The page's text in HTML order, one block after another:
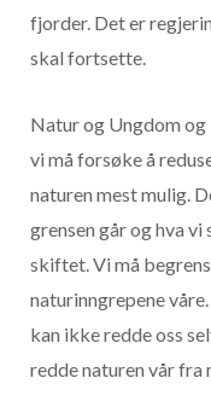
fjorder. Det er
skal fortsette.
Natur og Ungdom og
vi må forsøke å
naturen mest mulig.
grensen går og hva
skiftet. Vi må
naturinngrepene
kan ikke redde oss
redde naturen vår fra